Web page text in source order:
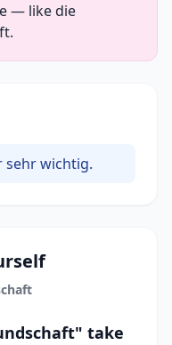
— like die
sehr wichtig.
take